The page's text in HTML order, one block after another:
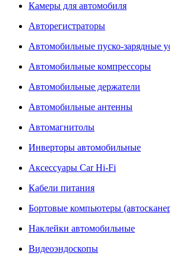
Камеры для автомобиля
Авторегистраторы
Автомобильные пуско-зарядные
Автомобильные компрессоры
Автомобильные держатели
Автомобильные антенны
Автомагнитолы
Инверторы автомобильные
Аксессуары Car Hi-Fi
Кабели питания
Бортовые компьютеры
Наклейки автомобильные
Видеоэндоскопы